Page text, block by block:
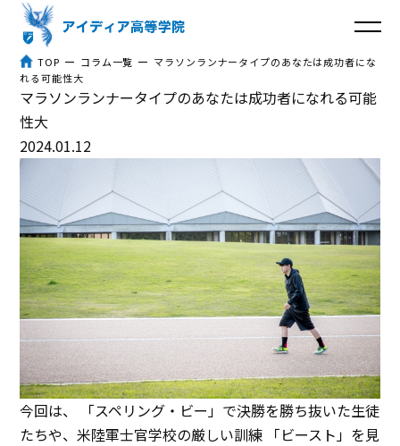
トップ
３つのポイント
体験談
入学までの流れ
よくあるご質問
コラム
イベント
TOP コラム一覧
マラソンランナータイプのあなたは成功者にな
れる可能性大
マラソンランナータイプのあなたは成功者になれる可能
性大
2024.01.12
今回は、 「スペリング・ビー」で決勝を勝ち抜いた生徒
たちや、米陸軍士官学校の厳しい訓練 「ビースト」を見